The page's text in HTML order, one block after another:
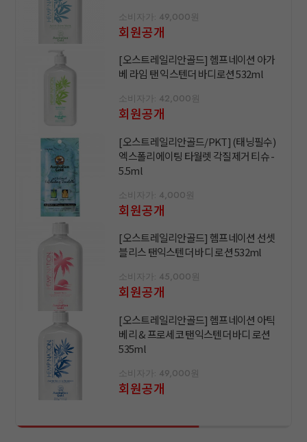
소비자가: 49,000원
회원공개
[오스트레일리안골드] 헴프네이션 아가
베 라임 탠 익스텐더 바디로션 532ml
소비자가: 42,000원
회원공개
[오스트레일리안골드/PKT] (태닝필수)
엑스폴리에이팅 타월렛 각질제거 티슈 -
5.5ml
소비자가: 4,000원
회원공개
[오스트레일리안골드] 헴프네이션 선셋
블리스 탠익스텐더 바디 로션 532ml
소비자가: 45,000원
회원공개
[오스트레일리안골드] 헴프네이션 아틱
베리 & 프로세코 탠익스텐더 바디 로션
535ml
소비자가: 49,000원
회원공개